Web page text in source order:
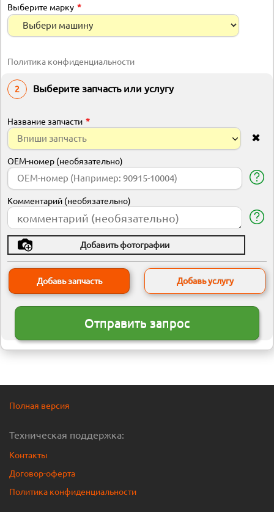
Выберите марку
Политика конфиденциальности
Выберите запчасть или услугу
Название запчасти
✖
OEM-номер (необязательно)
Комментарий (необязательно)
Добавить
файлы
Добавить фотографии
Добавь запчасть Добавь услугу
Отправить запрос
Полная версия
Техническая поддержка:
Контакты
Договор-оферта
Политика конфиденциальности